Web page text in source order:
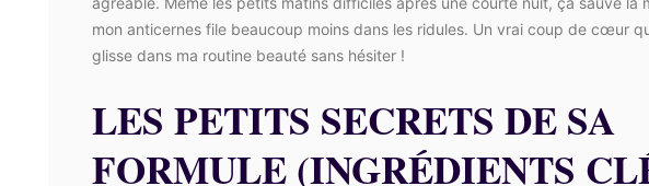
mon anticernes file beaucoup moins dans les ridules. Un vrai coup de cœur
glisse dans ma routine beauté sans hésiter !
LES PETITS SECRETS DE SA
FORMULE (INGRÉDIENTS